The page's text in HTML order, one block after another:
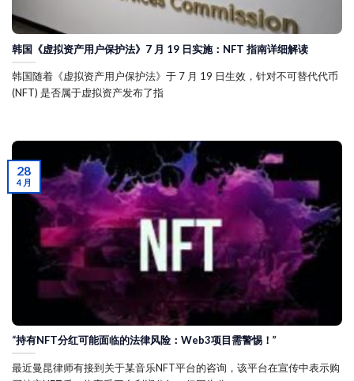
韩国《虚拟资产用户保护法》7 月 19 日实施：NFT 指南详细解读
韩国随着《虚拟资产用户保护法》于 7 月 19 日生效，针对不可替代代币
(NFT) 是否属于虚拟资产发布了指
“持有NFT分红可能面临的法律风险：Web3项目需警惕！”
最近曼昆律师有接到关于某音乐NFT平台的咨询，该平台在宣传中表示购
28
4 月